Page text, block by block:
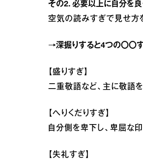
その2. 必要以上に自分を良
空気の読みすぎで見せ方
→深掘りすると4つの〇〇す
【盛りすぎ】
二重敬語など、主に敬語
【へりくだりすぎ】
自分側を卑下し、卑屈な
【失礼すぎ】